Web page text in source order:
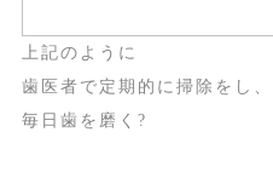
上記のように
歯医者で定期的に掃除をし、
毎日歯を磨く?